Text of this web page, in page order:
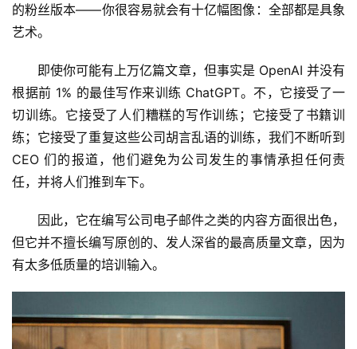
的粉丝版本——你很容易就会有十亿幅图像：全部都是具象
艺术。
即使你可能有上万亿篇文章，但事实是 OpenAI 并没有
根据前 1% 的最佳写作来训练 ChatGPT。不，它接受了一
切训练。它接受了人们糟糕的写作训练；它接受了书籍训
练；它接受了重复这些公司胡言乱语的训练，我们不断听到
CEO 们的报道，他们避免为公司发生的事情承担任何责
任，并将人们推到车下。
因此，它在编写公司电子邮件之类的内容方面很出色，
但它并不擅长编写原创的、发人深省的最高质量文章，因为
有太多低质量的培训输入。